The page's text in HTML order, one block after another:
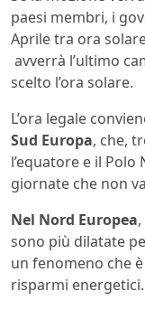
paesi membri, i
Aprile tra ora
avverrà l’ultimo
scelto l’ora solare.
L’ora legale
Sud Europa, che,
l’equatore e il
giornate che non
Nel Nord Europea
sono più dilatate
un fenomeno che
risparmi energetici.